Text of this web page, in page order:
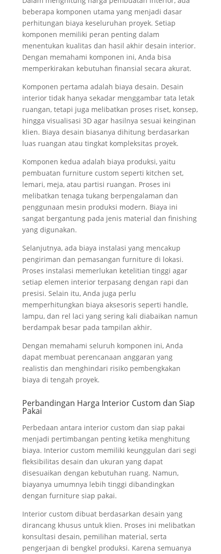
beberapa komponen utama yang menjadi dasar
perhitungan biaya keseluruhan proyek. Setiap
komponen memiliki peran penting dalam
menentukan kualitas dan hasil akhir desain interior.
Dengan memahami komponen ini, Anda bisa
memperkirakan kebutuhan finansial secara akurat.
Komponen pertama adalah biaya desain. Desain
interior tidak hanya sekadar menggambar tata letak
ruangan, tetapi juga melibatkan proses riset, konsep,
hingga visualisasi 3D agar hasilnya sesuai keinginan
klien. Biaya desain biasanya dihitung berdasarkan
luas ruangan atau tingkat kompleksitas proyek.
Komponen kedua adalah biaya produksi, yaitu
pembuatan furniture custom seperti kitchen set,
lemari, meja, atau partisi ruangan. Proses ini
melibatkan tenaga tukang berpengalaman dan
penggunaan mesin produksi modern. Biaya ini
sangat bergantung pada jenis material dan finishing
yang digunakan.
Selanjutnya, ada biaya instalasi yang mencakup
pengiriman dan pemasangan furniture di lokasi.
Proses instalasi memerlukan ketelitian tinggi agar
setiap elemen interior terpasang dengan rapi dan
presisi. Selain itu, Anda juga perlu
memperhitungkan biaya aksesoris seperti handle,
lampu, dan rel laci yang sering kali diabaikan namun
berdampak besar pada tampilan akhir.
Dengan memahami seluruh komponen ini, Anda
dapat membuat perencanaan anggaran yang
realistis dan menghindari risiko pembengkakan
biaya di tengah proyek.
Perbandingan Harga Interior Custom dan Siap
Pakai
Perbedaan antara interior custom dan siap pakai
menjadi pertimbangan penting ketika menghitung
biaya. Interior custom memiliki keunggulan dari segi
fleksibilitas desain dan ukuran yang dapat
disesuaikan dengan kebutuhan ruang. Namun,
biayanya umumnya lebih tinggi dibandingkan
dengan furniture siap pakai.
Interior custom dibuat berdasarkan desain yang
dirancang khusus untuk klien. Proses ini melibatkan
konsultasi desain, pemilihan material, serta
pengerjaan di bengkel produksi. Karena semuanya